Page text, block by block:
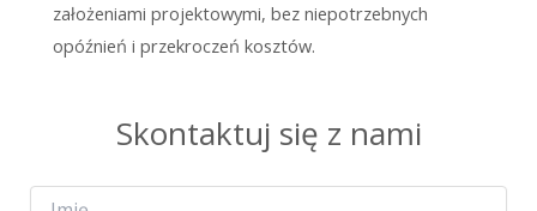
założeniami projektowymi, bez niepotrzebnych
opóźnień i przekroczeń kosztów.
Skontaktuj się z nami
I